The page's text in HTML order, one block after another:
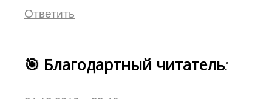
Ответить
🎯 Благодартный читатель: